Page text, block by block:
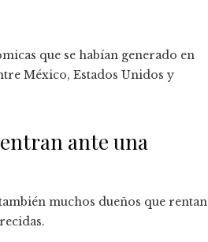
que se habían generado en
México, Estados Unidos y
ante una
muchos dueños que rentan